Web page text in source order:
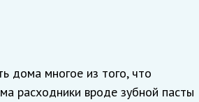
дома многое из того, что
расходники вроде зубной пасты